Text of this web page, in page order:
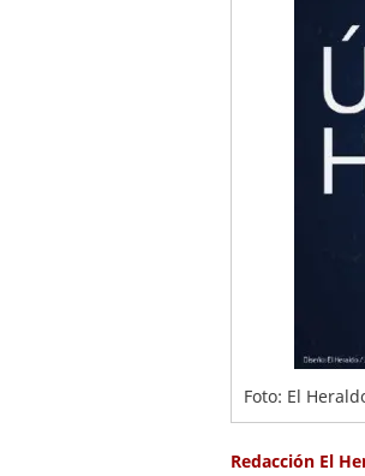
Foto: El
Redacción El